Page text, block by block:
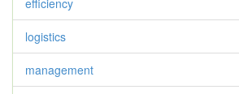
efficiency
logistics
management